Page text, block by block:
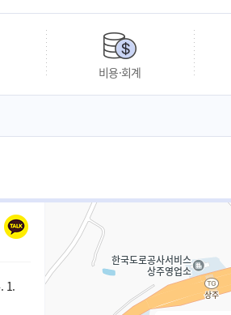
비용·회계
1.